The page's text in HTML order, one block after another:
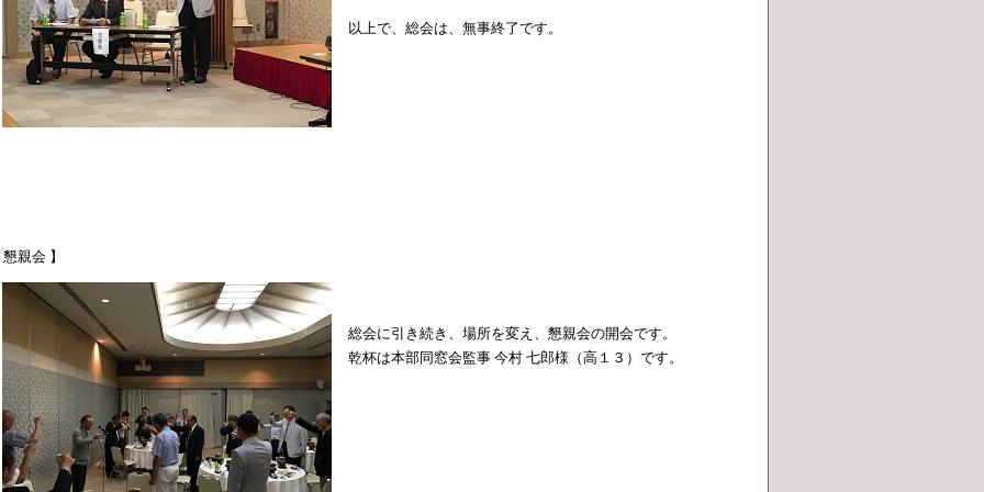
以上で、総会は、無事終了です。
親会 】
総会に引き続き、場所を変え、懇親会の開会です。
乾杯は本部同窓会監事 今村 七郎様（高１３）です。